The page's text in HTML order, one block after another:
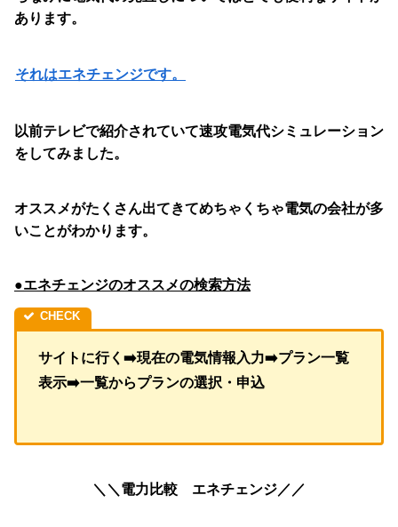
あります。
それはエネチェンジです。
以前テレビで紹介されていて速攻電気代シミュレーション
をしてみました。
オススメがたくさん出てきてめちゃくちゃ電気の会社が多
いことがわかります。
●エネチェンジのオススメの検索方法
サイトに行く➡️現在の電気情報入力➡️プラン一覧
表示➡️一覧からプランの選択・申込
＼＼電力比較 エネチェンジ／／